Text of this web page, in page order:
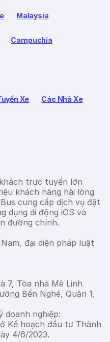
Malaysia
Campuchia
Xe Các Nhà Xe
trực tuyến lớn
khách hàng hài lòng
cung cấp dịch vụ đặt
dụng di động iOS và
đường chính.
đại diện pháp luật
7, Tòa nhà Mê Linh
Bến Nghé, Quận 1,
doanh nghiệp:
Kế hoạch đầu tư Thành
4/6/2023.